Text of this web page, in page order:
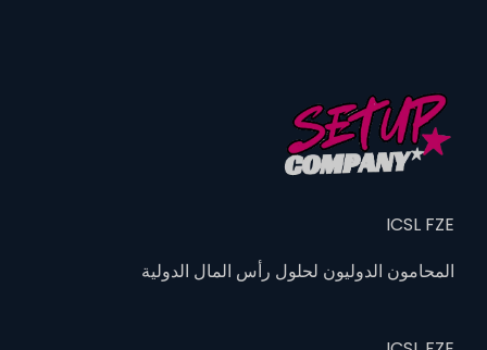
ICSL FZE
المحامون الدوليون لحلول رأس المال الدولية